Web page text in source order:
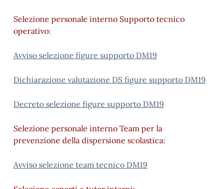
Selezione personale interno Supporto tecnico
operativo:
Avviso selezione figure supporto DM19
Dichiarazione valutazione DS figure supporto DM19
Decreto selezione figure supporto DM19
Selezione personale interno Team per la
prevenzione della dispersione scolastica:
Avviso selezione team tecnico DM19